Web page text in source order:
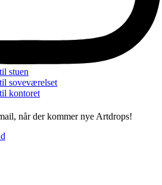
stuen
soveværelset
kontoret
når der kommer nye Artdrops!